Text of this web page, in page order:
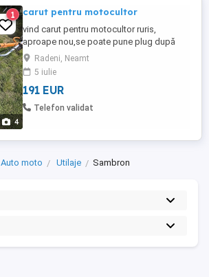
4
1 carut pentru motocultor
vind carut pentru motocultor ruris,
aproape nou,se poate pune plug după
el,semănătoare,are maneta de ridicare si
frina hidraulica pe disc.0744si 243 si 864
Radeni, Neamt
5 iulie
191 EUR
Telefon validat
Auto moto Utilaje Sambron